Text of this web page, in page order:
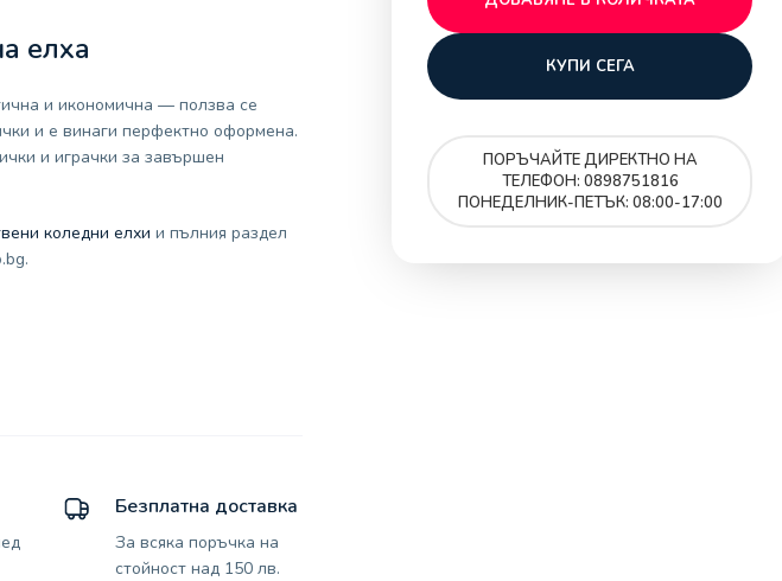
елха
и икономична — ползва се
и е винаги перфектно оформена.
и играчки за завършен
коледни елхи и пълния раздел
Безплатна доставка
За всяка поръчка на
стойност над 150 лв.
КУПИ СЕГА
ПОРЪЧАЙТЕ ДИРЕКТНО НА
ТЕЛЕФОН: 0898751816
ПОНЕДЕЛНИК-ПЕТЪК: 08:00-17:00